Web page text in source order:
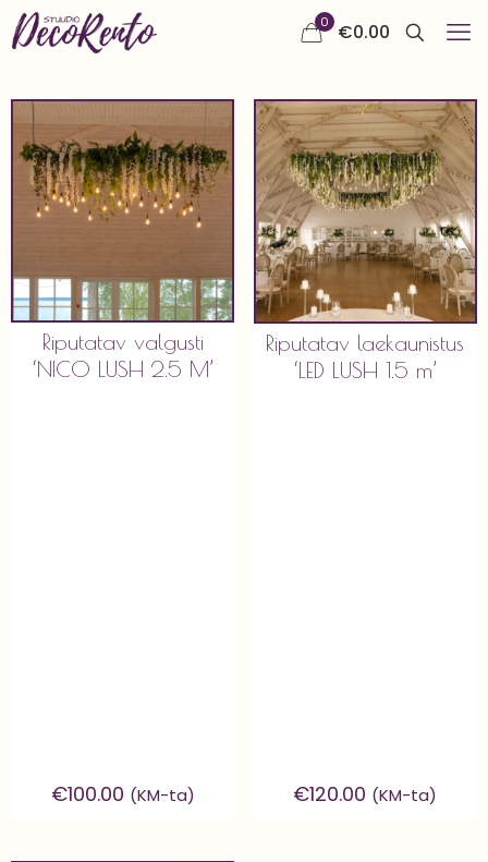
0 €0.00
Riputatav valgusti
‘NICO LUSH 2.5 M’
€100.00 (KM-ta)
Riputatav laekaunistus
‘LED LUSH 1.5 m’
€120.00 (KM-ta)